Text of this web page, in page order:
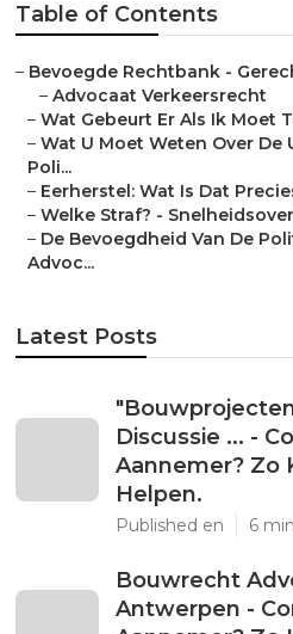
Table of Contents
– Bevoegde Rechtbank -
– Advocaat Verkeersrecht
– Wat Gebeurt Er Als Ik Moet
– Wat U Moet Weten Over De
Poli...
– Eerherstel: Wat Is Dat
– Welke Straf? -
– De Bevoegdheid Van De
Advoc...
Latest Posts
Discussie ... -
Aannemer? Zo
Helpen.
Published en 6
Bouwrecht
Antwerpen -